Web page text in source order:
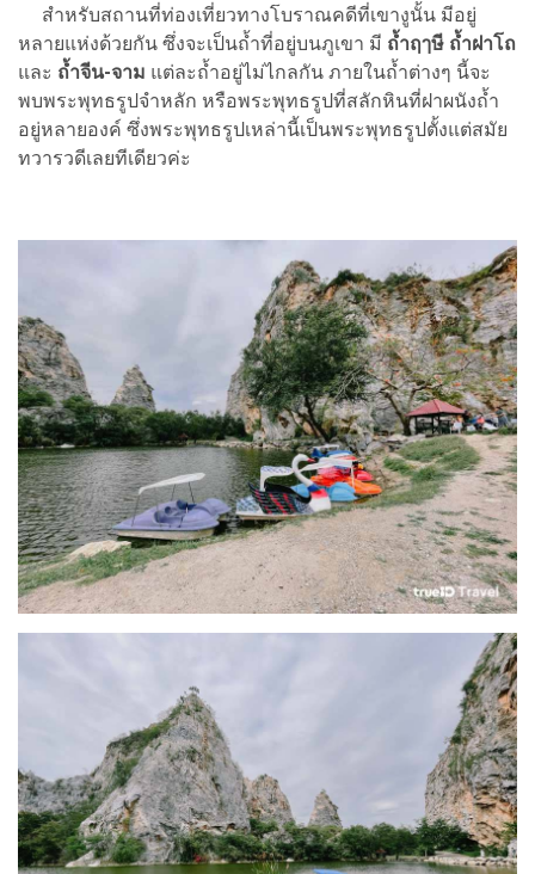
สำหรับสถานที่ท่องเที่ยวทางโบราณคดีที่เขางูนั้น มีอยู่
หลายแห่งด้วยกัน ซึ่งจะเป็นถ้ำที่อยู่บนภูเขา มี ถ้ำฤๅษี ถ้ำฝาโถ
และ ถ้ำจีน-จาม แต่ละถ้ำอยู่ไม่ไกลกัน ภายในถ้ำต่างๆ นี้จะ
พบพระพุทธรูปจำหลัก หรือพระพุทธรูปที่สลักหินที่ฝาผนังถ้ำ
อยู่หลายองค์ ซึ่งพระพุทธรูปเหล่านี้เป็นพระพุทธรูปตั้งแต่สมัย
ทวารวดีเลยทีเดียวค่ะ